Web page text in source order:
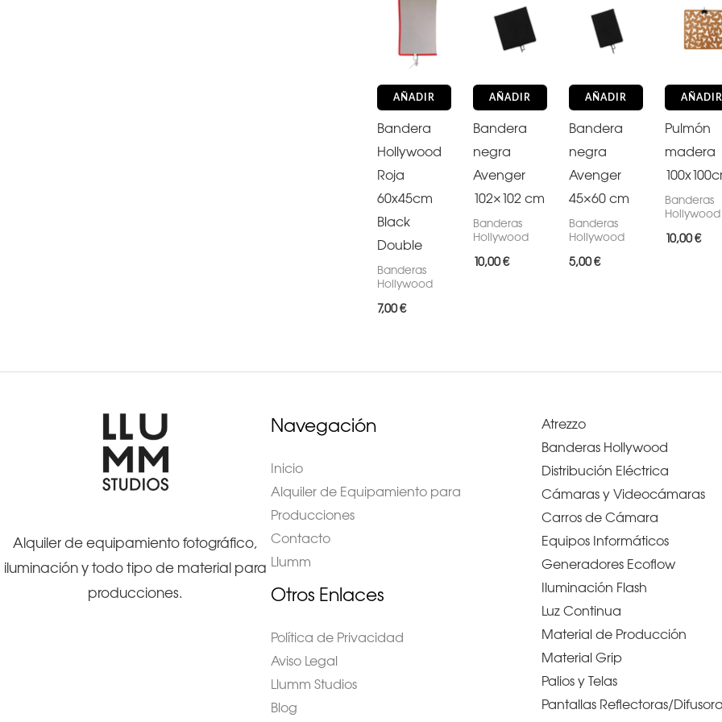
AÑADIR
Bandera
Hollywood
Roja
60x45cm
Black
Double
Banderas
Hollywood
7,00€
AÑADIR
Bandera
negra
Avenger
102×102 cm
Banderas
Hollywood
10,00€
AÑADIR
Bandera
negra
Avenger
45×60 cm
Banderas
Hollywood
5,00€
AÑADIR
Pulmón
madera
Banderas
Hollywood
10,00€
Alquiler de equipamiento fotográfico,
iluminación y todo tipo de material para
producciones.
Navegación
Inicio
Alquiler de Equipamiento para
Producciones
Contacto
Llumm
Otros Enlaces
Política de Privacidad
Aviso Legal
Llumm Studios
Blog
Atrezzo
Banderas Hollywood
Distribución Eléctrica
Cámaras y Videocámaras
Carros de Cámara
Equipos Informáticos
Generadores Ecoflow
Iluminación Flash
Luz Continua
Material de Producción
Material Grip
Palios y Telas
Pantallas Reflectoras/